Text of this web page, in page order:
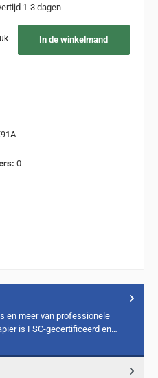
1-3 dagen
In de winkelmand
0
en meer van professionele
is FSC-gecertificeerd en…